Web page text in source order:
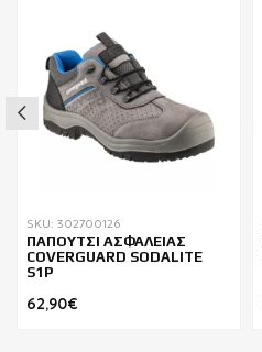
SKU: 302700126
ΠΑΠΟΥΤΣΙ ΑΣΦΑΛΕΙΑΣ
COVERGUARD SODALITE
S1P
62,90€